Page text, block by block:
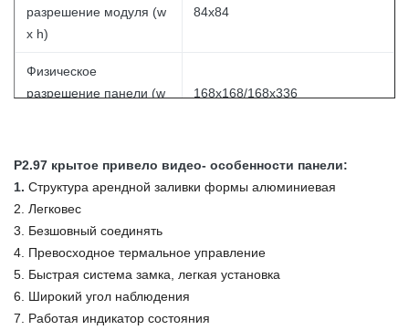
разрешение модуля (w
x h)
84x84
Физическое
разрешение панели (w
168x168/168x336
Одиночный вес шкафа 8/14 kg/панель
Масштаб серого цвета
Цвета 281 триллион
Фактор контрастности
P2.97 крытое привело видео- особенности панели:
1. Структура арендной заливки формы алюминиевая
2. Легковес
3. Безшовный соединять
4. Превосходное термальное управление
5. Быстрая система замка, легкая установка
6. Широкий угол наблюдения
7. Работая индикатор состояния